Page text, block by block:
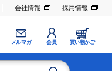
会社情報 採用情報
メルマガ 会員 買い物かご